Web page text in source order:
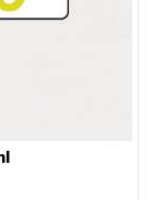
có gì đặc
giây, đủ mạnh để